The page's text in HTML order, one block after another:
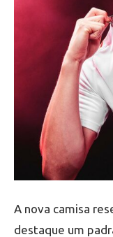
A nova camisa
destaque um